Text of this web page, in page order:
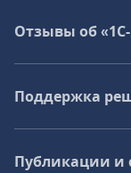
Отзывы об
Поддержка
Публикации и